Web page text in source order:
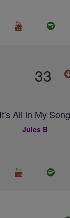
33
It's All in My Song
Jules B